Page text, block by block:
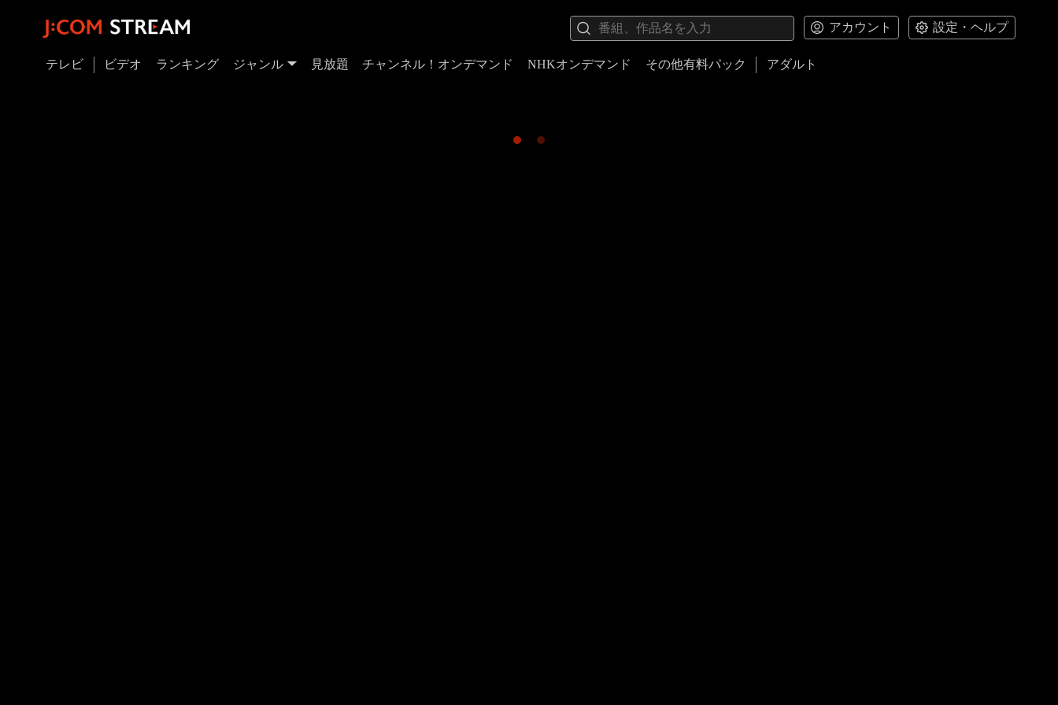
アカウント 設定・ヘルプ
テレビ ビデオ ランキング ジャンル 見放題 チャンネル！オンデマンド NHKオンデマンド その他有料パック アダルト